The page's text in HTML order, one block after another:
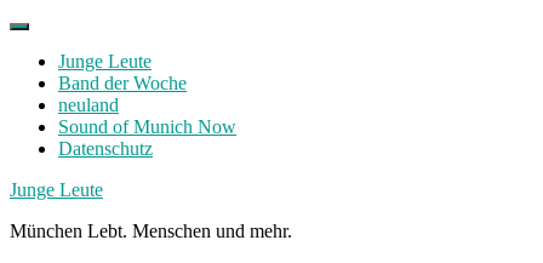
Skip
contentJunge Leute
Band der Woche
neuland
Sound of Munich Now
Datenschutz
Facebook
Twitter
Instagram
Junge Leute
München Lebt. Menschen und mehr.